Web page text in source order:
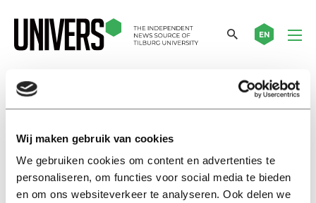
Wij maken gebruik van cookies
We gebruiken cookies om content en advertenties te
personaliseren, om functies voor social media te bieden
en om ons websiteverkeer te analyseren. Ook delen we
EN
University installs rainbow
sofa: ‘New and lasting symbol of
diversity’